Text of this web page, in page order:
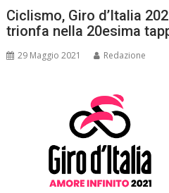
Ciclismo, Giro d’Italia
trionfa nella 20esima
29 Maggio 2021 Redazione